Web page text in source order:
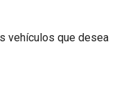
vehículos que desea